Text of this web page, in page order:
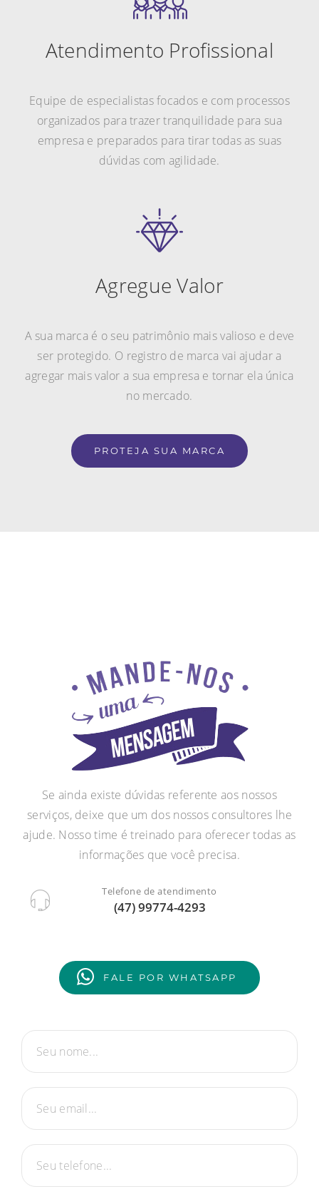
Atendimento Profissional
Equipe de especialistas focados e com processos
organizados para trazer tranquilidade para sua
empresa e preparados para tirar todas as suas
dúvidas com agilidade.
Agregue Valor
A sua marca é o seu patrimônio mais valioso e deve
ser protegido. O registro de marca vai ajudar a
agregar mais valor a sua empresa e tornar ela única
no mercado.
PROTEJA SUA MARCA
Se ainda existe dúvidas referente aos nossos
serviços, deixe que um dos nossos consultores lhe
ajude. Nosso time é treinado para oferecer todas as
informações que você precisa.
Telefone de atendimento
(47) 99774-4293
FALE POR WHATSAPP